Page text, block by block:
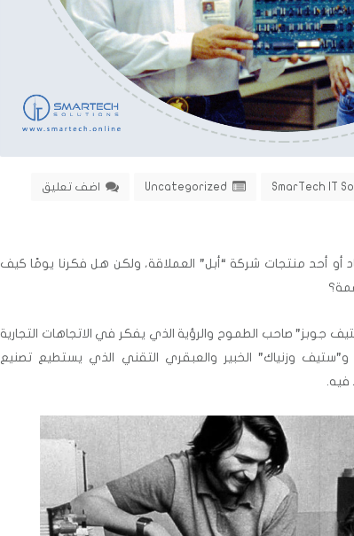
SmarTech IT
Uncategorized اضف تعليق
أو أحد منتجات شركة “أبل” العملاقة، ولكن هل فكرنا يومًا كيف
صاحب الطموح والرؤية الذي يفكر في الاتجاهات التجارية
وزنياك” الخبير والعبقري التقني الذي يستطيع تصنيع
فيه.